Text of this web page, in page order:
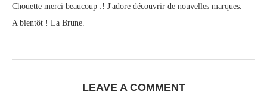
Chouette merci beaucoup :! J'adore découvrir de nouvelles marques.
A bientôt ! La Brune.
LEAVE A COMMENT